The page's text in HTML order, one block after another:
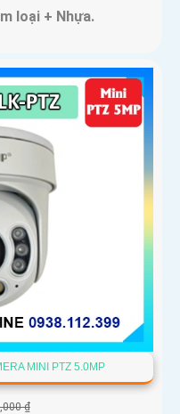
loại + Nhựa.
MINI PTZ 5.0MP
₫